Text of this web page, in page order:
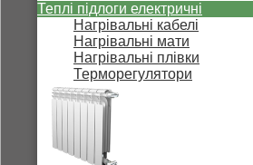
Теплі підлоги електричні
Нагрівальні кабелі
Нагрівальні мати
Нагрівальні плівки
Терморегулятори